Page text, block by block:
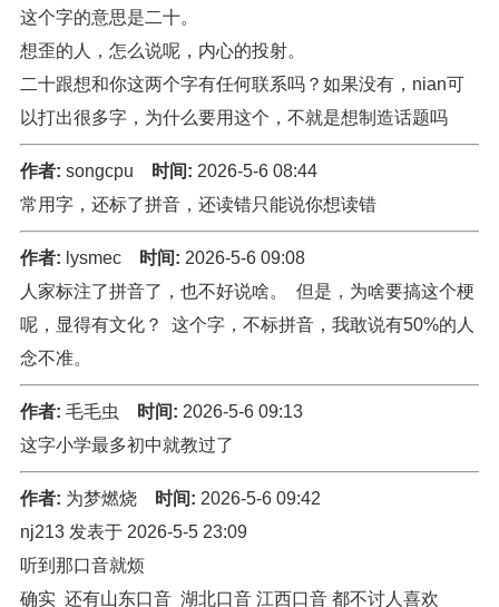
这个字的意思是二十。
想歪的人，怎么说呢，内心的投射。
二十跟想和你这两个字有任何联系吗？如果没有，nian可
以打出很多字，为什么要用这个，不就是想制造话题吗
作者: songcpu 时间: 2026-5-6 08:44
常用字，还标了拼音，还读错只能说你想读错
作者: lysmec 时间: 2026-5-6 09:08
人家标注了拼音了，也不好说啥。 但是，为啥要搞这个梗
呢，显得有文化？ 这个字，不标拼音，我敢说有50%的人
念不准。
作者: 毛毛虫 时间: 2026-5-6 09:13
这字小学最多初中就教过了
作者: 为梦燃烧 时间: 2026-5-6 09:42
nj213 发表于 2026-5-5 23:09
听到那口音就烦
确实 还有山东口音 湖北口音 江西口音 都不讨人喜欢